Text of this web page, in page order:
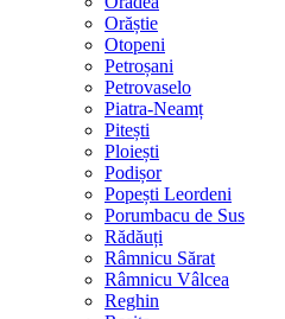
Orăștie
Otopeni
Petroșani
Petrovaselo
Piatra-Neamț
Pitești
Ploiești
Podișor
Popești Leordeni
Porumbacu de Sus
Rădăuți
Râmnicu Sărat
Râmnicu Vâlcea
Reghin